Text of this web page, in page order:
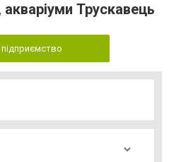
Трускавець